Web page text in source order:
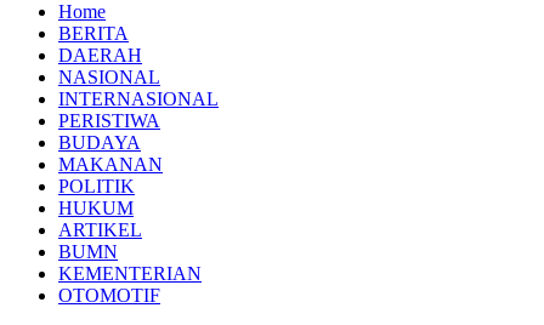
Home
BERITA
DAERAH
NASIONAL
INTERNASIONAL
PERISTIWA
BUDAYA
MAKANAN
POLITIK
HUKUM
ARTIKEL
BUMN
KEMENTERIAN
OTOMOTIF